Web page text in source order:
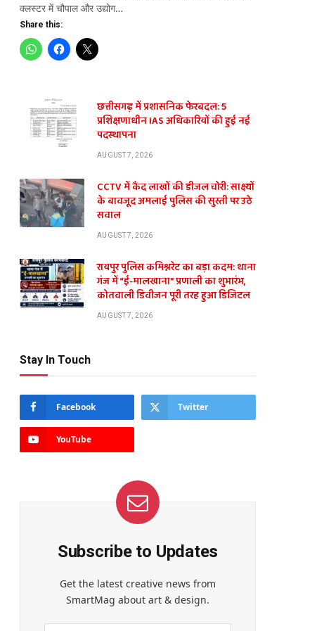
क्लस्टर में चौपाल और उद्योग…
Share this:
छत्तीसगढ़ में प्रशासनिक फेरबदल: 5
प्रशिक्षणाधीन IAS अधिकारियों की हुई नई
पदस्थापना
AUGUST 7, 2026
CCTV में कैद लाखों की डीजल चोरी: साक्ष्यों
के बावजूद अमलाई पुलिस की सुस्ती पर उठे
सवाल
AUGUST 7, 2026
रायपुर पुलिस कमिश्नरेट का बड़ा कदम: थाना
गंज में “ई-मालखाना” प्रणाली का शुभारंभ,
कोतवाली डिवीजन पूरी तरह हुआ डिजिटल
AUGUST 7, 2026
Stay In Touch
Facebook Twitter
YouTube
Subscribe to Updates
Get the latest creative news from
SmartMag about art & design.